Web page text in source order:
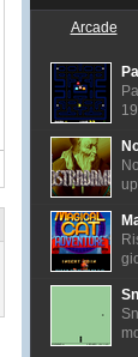
Arcade